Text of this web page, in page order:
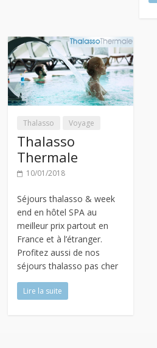
Thalasso Voyage
Thalasso
Thermale
10/01/2018
Séjours thalasso & week
end en hôtel SPA au
meilleur prix partout en
France et à l’étranger.
Profitez aussi de nos
séjours thalasso pas cher
Lire la suite